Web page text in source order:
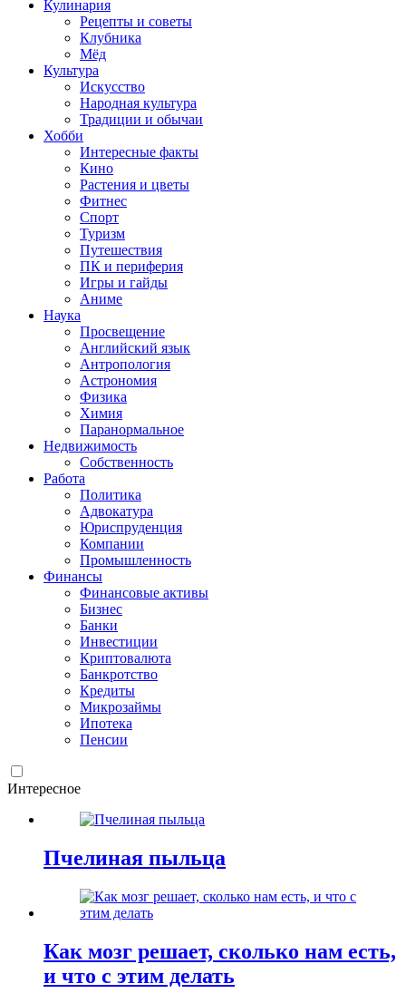
Кулинария
Рецепты и советы
Клубника
Мёд
Культура
Искусство
Народная культура
Традиции и обычаи
Хобби
Интересные факты
Кино
Растения и цветы
Фитнес
Спорт
Туризм
Путешествия
ПК и периферия
Игры и гайды
Аниме
Наука
Просвещение
Английский язык
Антропология
Астрономия
Физика
Химия
Паранормальное
Недвижимость
Собственность
Работа
Политика
Адвокатура
Юриспруденция
Компании
Промышленность
Финансы
Финансовые активы
Бизнес
Банки
Инвестиции
Криптовалюта
Банкротство
Кредиты
Микрозаймы
Ипотека
Пенсии
Интересное
Пчелиная пыльца
Как мозг решает, сколько нам есть,
и что с этим делать